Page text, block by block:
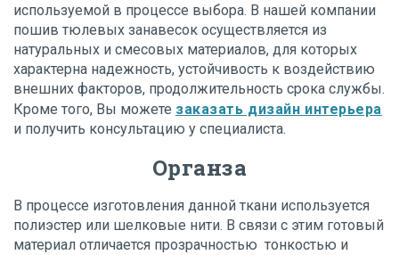
используемой в процессе выбора. В нашей компании
пошив тюлевых занавесок осуществляется из
натуральных и смесовых материалов, для которых
характерна надежность, устойчивость к воздействию
внешних факторов, продолжительность срока службы.
Кроме того, Вы можете заказать дизайн интерьера
и получить консультацию у специалиста.
Органза
В процессе изготовления данной ткани используется
полиэстер или шелковые нити. В связи с этим готовый
материал отличается прозрачностью тонкостью и